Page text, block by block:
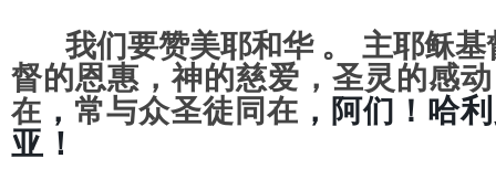
我们要赞美耶和华 。 主耶稣
督的恩惠，神的慈爱，圣灵的感
在 ， 常与众圣徒同在 ， 阿们！ 哈
亚！